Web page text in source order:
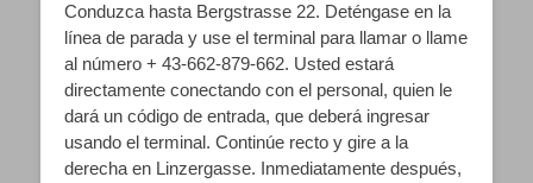
Conduzca hasta Bergstrasse 22. Deténgase en la
línea de parada y use el terminal para llamar o llame
al número + 43-662-879-662. Usted estará
directamente conectando con el personal, quien le
dará un código de entrada, que deberá ingresar
usando el terminal. Continúe recto y gire a la
derecha en Linzergasse. Inmediatamente después,